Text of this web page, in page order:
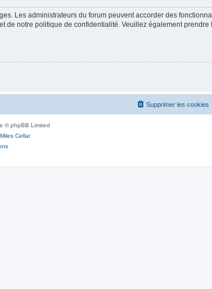
Les administrateurs du forum peuvent accorder des
de notre politique de confidentialité. Veuillez également prendre
Supprimer les cookies
© phpBB Limited
Miles Cellar